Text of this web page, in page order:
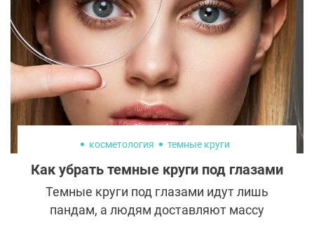
косметология темные круги
Как убрать темные круги под глазами
Темные круги под глазами идут лишь
пандам, а людям доставляют массу